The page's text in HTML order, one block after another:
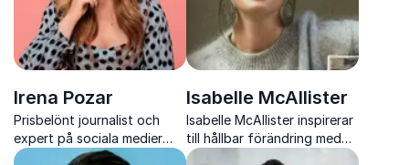
Irena Pozar
Prisbelönt journalist och
expert på sociala medier
som ger skarpa insikter om
Isabelle McAllister
Isabelle McAllister inspirerar
till hållbar förändring med
vetenskap, kreativitet och